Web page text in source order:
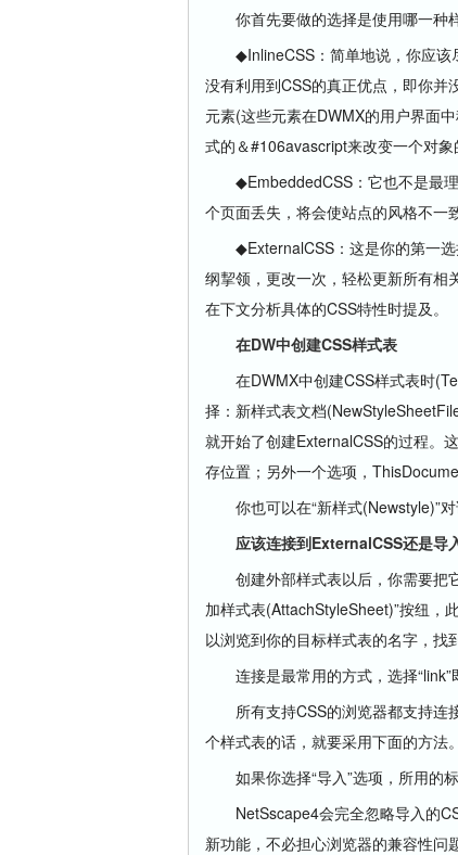
你首先要做的选择是使用哪一种样
◆InlineCSS：简单地说，你应该
没有利用到CSS的真正优点，即你并
元素(这些元素在DWMX的用户界面
式的＆#106avascript来改变一个对象
◆EmbeddedCSS：它也不是最理
个页面丢失，将会使站点的风格不一
◆ExternalCSS：这是你的第一选
纲挈领，更改一次，轻松更新所有相
在下文分析具体的CSS特性时提及。
在DW中创建CSS样式表
在DWMX中创建CSS样式表时
择：新样式表文档
就开始了创建ExternalCSS的过程。
存位置；另外一个选项，
你也可以在“新样式(Newstyle)”对
应该连接到ExternalCSS还是导
创建外部样式表以后，你需要把
加样式表(AttachStyleSheet)”按纽，
以浏览到你的目标样式表的名字，找
连接是最常用的方式，选择“link”
所有支持CSS的浏览器都支持连
个样式表的话，就要采用下面的方法。
如果你选择“导入”选项，所用的标
NetSscape4会完全忽略导入的
新功能，不必担心浏览器的兼容性问